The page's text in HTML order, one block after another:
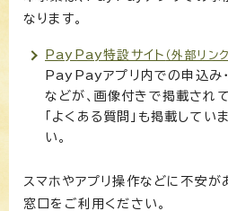
なります。
PayPay特設サイト （外部リンク
PayPayアプリ内での申込み
などが、画像付きで掲載されて
「よくある質問」も掲載して
い。
スマホやアプリ操作などに不安が
窓口をご利用ください。